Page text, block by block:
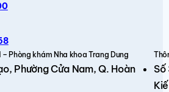
Phòng khám Nha khoa Trang Dung
Phường Cửa Nam, Q. Hoàn
Số